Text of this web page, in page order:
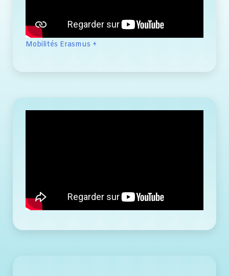
Mobilités Erasmus +